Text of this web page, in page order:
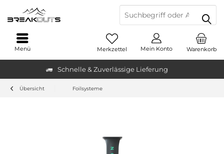
Schnelle & Zuverlässige Lieferung
Warenkorb
Merkzettel Mein Konto
Menü
Übersicht Foilsysteme